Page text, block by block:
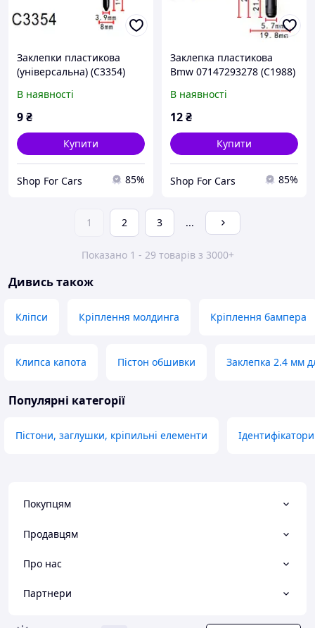
Заклепки пластикова
(універсальна) (C3354)
В наявності
9₴
Купити
Shop For Cars 85%
Заклепка пластикова
Bmw 07147293278 (C1988)
В наявності
12₴
Купити
Shop For Cars 85%
1 2 3 ...
Показано 1 - 29 товарів з 3000+
Дивись також
Кліпси Кріплення молдинга Кріплення бампера
Клипса капота Пістон обшивки Заклепка 2.4 мм
Популярні категорії
Пістони, заглушки, кріпильні елементи Ідентифікатори
Покупцям
Продавцям
Про нас
Партнери